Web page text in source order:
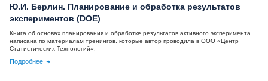
Ю.И. Берлин. Планирование и обработка результатов
экспериментов (DOE)
Книга об основах планирования и обработке результатов активного эксперимента
написана по материалам тренингов, которые автор проводила в ООО «Центр
Статистических Технологий».
Подробнее